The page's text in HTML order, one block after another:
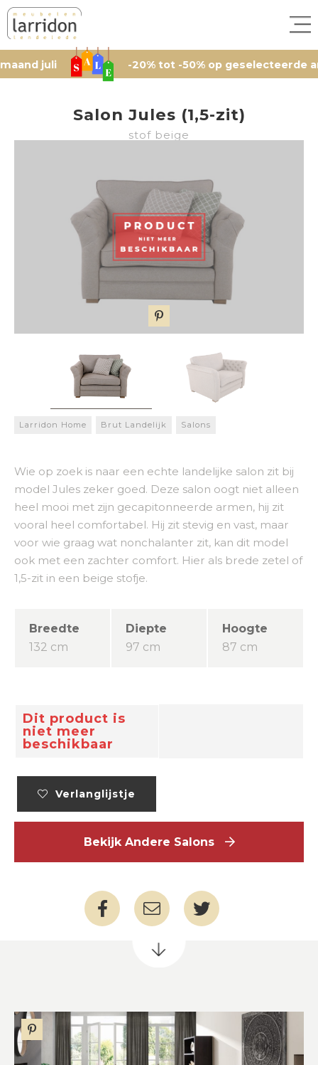
-20% tot -50% op geselecteerde
Salon Jules (1,5-zit)
stof beige
Larridon Home Brut Landelijk Salons
Wie op zoek is naar een echte landelijke salon zit bij
model Jules zeker goed. Deze salon oogt niet alleen
heel mooi met zijn gecapitonneerde armen, hij zit
vooral heel comfortabel. Hij zit stevig en vast, maar
voor wie graag wat nonchalanter zit, kan dit model
ook met een zachter comfort. Hier als brede zetel of
1,5-zit in een beige stofje.
Breedte
132 cm
Diepte
97 cm
Hoogte
87 cm
Dit product is
niet meer
beschikbaar
Verlanglijstje
Bekijk Andere Salons